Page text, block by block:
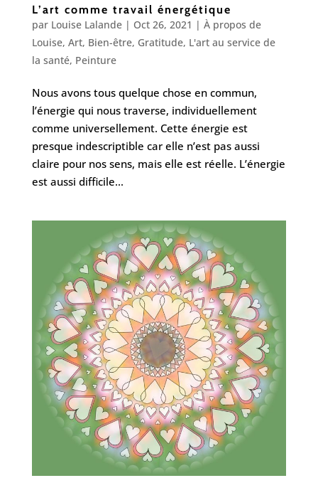
L’art comme travail énergétique
par Louise Lalande| Oct 26, 2021 | À propos de
Louise, Art, Bien-être, Gratitude, L'art au service de
la santé, Peinture
Nous avons tous quelque chose en commun,
l’énergie qui nous traverse, individuellement
comme universellement. Cette énergie est
presque indescriptible car elle n’est pas aussi
claire pour nos sens, mais elle est réelle. L’énergie
est aussi difficile...